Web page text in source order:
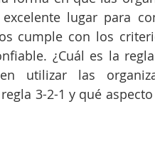
lugar para
cumple con los
¿Cuál es la
utilizar las
3-2-1 y qué